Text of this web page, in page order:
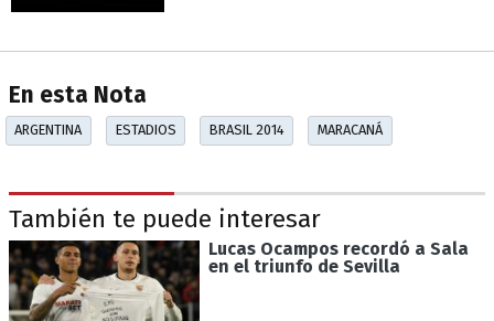
En esta Nota
ARGENTINA ESTADIOS BRASIL 2014 MARACANÁ
También te puede interesar
Lucas Ocampos recordó a Sala
en el triunfo de Sevilla